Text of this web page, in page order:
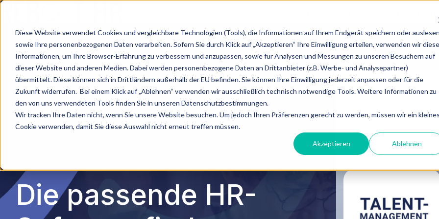
Diese Website verwendet Cookies und vergleichbare Technologien (Tools), die Informationen auf Ihrem Endgerät speichern oder auslesen
sowie Ihre personenbezogenen Daten verarbeiten. Sofern Sie durch Klick auf „Akzeptieren“ Ihre Einwilligung erteilen, verwenden wir diese
Informationen, um Ihre Browser-Erfahrung zu verbessern und anzupassen, sowie für Analysen und Messungen zu unseren Besuchern auf
dieser Website und anderen Medien. Dabei werden personenbezogene Daten an Drittanbieter (z.B. Werbe- und Analysepartner)
übermittelt. Diese können sich in Drittländern außerhalb der EU befinden. Sie können Ihre Einwilligung jederzeit anpassen oder für die
Zukunft widerrufen. Bei einem Klick auf „Ablehnen“ verwenden wir ausschließlich technisch notwendige Tools. Weitere Informationen zu
den von uns verwendeten Tools finden Sie in unseren Datenschutzbestimmungen.
Wir tracken Ihre Daten nicht, wenn Sie unsere Website besuchen. Um jedoch Ihren Präferenzen gerecht zu werden, müssen wir ein kleines
Cookie verwenden, damit Sie diese Auswahl nicht erneut treffen müssen.
Akzeptieren Ablehnen
Die passende HR-
Menschen